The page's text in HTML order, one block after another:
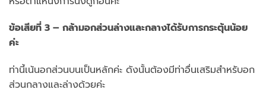
ข้อเสียที่ 3 – กล้ามอกส่วนล่างและกลางได้รับการกระตุ้นน้อย
ค่ะ
ท่านี้เน้นอกส่วนบนเป็นหลักค่ะ ดังนั้นต้องมีท่าอื่นเสริมสำหรับอก
ส่วนกลางและล่างด้วยค่ะ